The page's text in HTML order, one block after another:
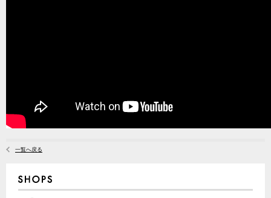
一覧へ戻る